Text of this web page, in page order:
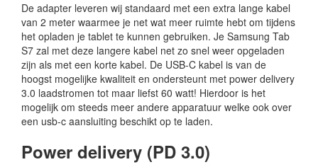
De adapter leveren wij standaard met een extra lange kabel
van 2 meter waarmee je net wat meer ruimte hebt om tijdens
het opladen je tablet te kunnen gebruiken. Je Samsung Tab
S7 zal met deze langere kabel net zo snel weer opgeladen
zijn als met een korte kabel. De USB-C kabel is van de
hoogst mogelijke kwaliteit en ondersteunt met power delivery
3.0 laadstromen tot maar liefst 60 watt! Hierdoor is het
mogelijk om steeds meer andere apparatuur welke ook over
een usb-c aansluiting beschikt op te laden.
Power delivery (PD 3.0)